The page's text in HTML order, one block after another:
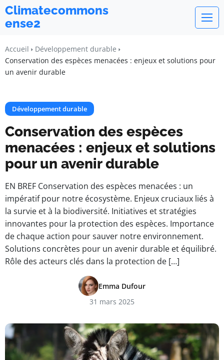
Climatecommons
ense2
Accueil
Développement durable
Conservation des espèces menacées : enjeux et solutions pour
un avenir durable
Développement durable
Conservation des espèces
menacées : enjeux et solutions
pour un avenir durable
EN BREF Conservation des espèces menacées : un
impératif pour notre écosystème. Enjeux cruciaux liés à
la survie et à la biodiversité. Initiatives et stratégies
innovantes pour la protection des espèces. Importance
de chaque action pour sauver notre environnement.
Solutions concrètes pour un avenir durable et équilibré.
Rôle des acteurs clés dans la protection de […]
Emma Dufour
31 mars 2025